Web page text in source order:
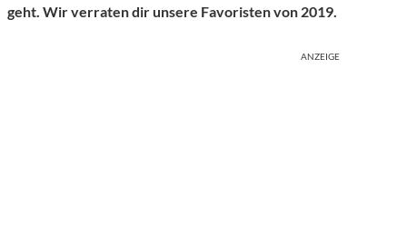
geht. Wir verraten dir unsere Favoristen von 2019.
ANZEIGE